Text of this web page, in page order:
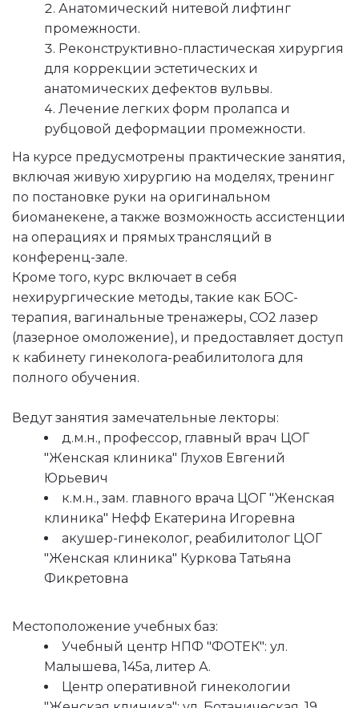
Анатомический нитевой лифтинг
промежности.
Реконструктивно-пластическая хирургия
для коррекции эстетических и
анатомических дефектов вульвы.
Лечение легких форм пролапса и
рубцовой деформации промежности.
На курсе предусмотрены практические занятия,
включая живую хирургию на моделях, тренинг
по постановке руки на оригинальном
биоманекене, а также возможность ассистенции
на операциях и прямых трансляций в
конференц-зале.
Кроме того, курс включает в себя
нехирургические методы, такие как БОС-
терапия, вагинальные тренажеры, СО2 лазер
(лазерное омоложение), и предоставляет доступ
к кабинету гинеколога-реабилитолога для
полного обучения.
Ведут занятия замечательные лекторы:
д.м.н., профессор, главный врач ЦОГ
"Женская клиника" Глухов Евгений
Юрьевич
к.м.н., зам. главного врача ЦОГ "Женская
клиника" Нефф Екатерина Игоревна
акушер-гинеколог, реабилитолог ЦОГ
"Женская клиника" Куркова Татьяна
Фикретовна
Местоположение учебных баз:
Учебный центр НПФ "ФОТЕК": ул.
Малышева, 145а, литер А.
Центр оперативной гинекологии